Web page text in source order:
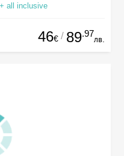
all inclusive
46€ / 89.97
лв.